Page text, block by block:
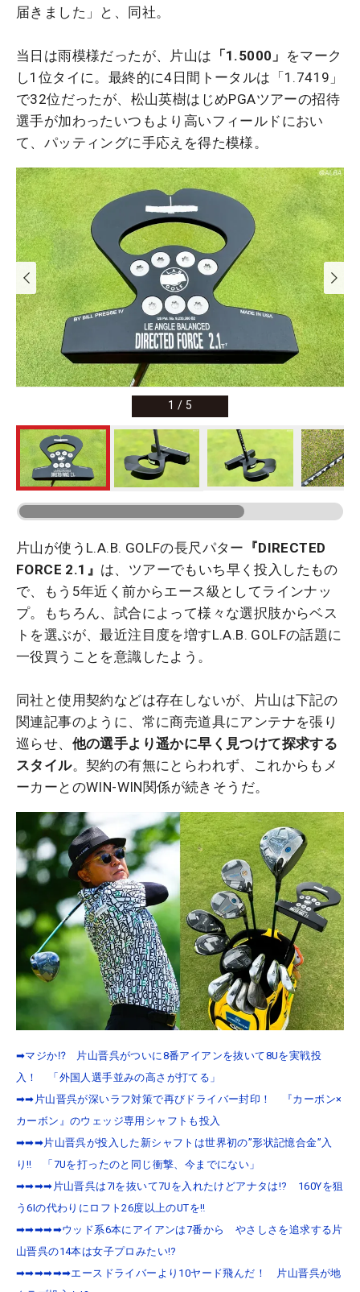
届きました」と、同社。
当日は雨模様だったが、片山は 「1.5000」 をマーク
し1位タイに。最終的に4日間トータルは「1.7419」
で32位だったが、松山英樹はじめPGAツアーの招待
選手が加わったいつもより高いフィールドにおい
て、パッティングに手応えを得た模様。
1 / 5
片山が使うL.A.B. GOLFの長尺パター 『DIRECTED
FORCE 2.1』 は、ツアーでもいち早く投入したもの
で、もう5年近く前からエース級としてラインナッ
プ。もちろん、試合によって様々な選択肢からベス
トを選ぶが、最近注目度を増すL.A.B. GOLFの話題に
一役買うことを意識したよう。
同社と使用契約などは存在しないが、片山は下記の
関連記事のように、常に商売道具にアンテナを張り
巡らせ、 他の選手より遥かに早く見つけて探求する
スタイル。契約の有無にとらわれず、これからもメ
ーカーとのWIN-WIN関係が続きそうだ。
➡マジか⁉ 片山晋呉がついに8番アイアンを抜いて8Uを実戦投
入！ 「外国人選手並みの高さが打てる」
➡➡片山晋呉が深いラフ対策で再びドライバー封印！ 『カーボン×
カーボン』のウェッジ専用シャフトも投入
➡➡➡片山晋呉が投入した新シャフトは世界初の”形状記憶合金”入
り‼ 「7Uを打ったのと同じ衝撃、今までにない」
➡➡➡➡片山晋呉は7Iを抜いて7Uを入れたけどアナタは!? 160Yを狙
う6Iの代わりにロフト26度以上のUTを‼
➡➡➡➡➡ウッド系6本にアイアンは7番から やさしさを追求する片
山晋呉の14本は女子プロみたい!?
➡➡➡➡➡➡エースドライバーより10ヤード飛んだ！ 片山晋呉が地